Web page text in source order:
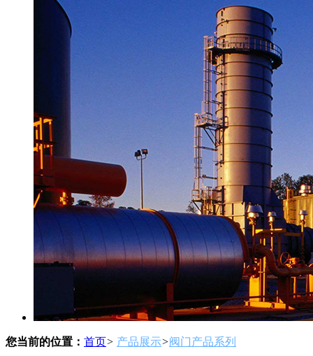
您当前的位置： 首页> 产品展示>阀门产品系列